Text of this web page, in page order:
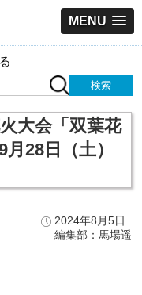
MENU
大会「双葉花
28日（土）
2024年8月5日
編集部：馬場遥